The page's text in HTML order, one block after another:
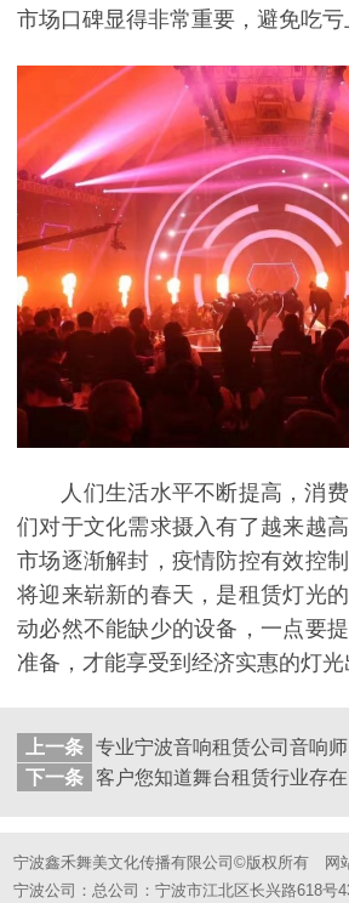
市场口碑显得非常重要，避免吃亏
人们生活水平不断提高，消
们对于文化需求摄入有了越来越
市场逐渐解封，疫情防控有效控
将迎来崭新的春天，是租赁灯光
动必然不能缺少的设备，一点要
准备，才能享受到经济实惠的灯光
上一条
专
下一条
宁波鑫禾舞美文化传播有限公司©版权所有 网
宁波公司：总公司：宁波市江北区长兴路618号